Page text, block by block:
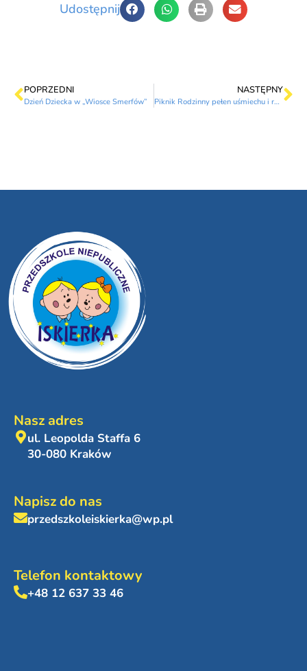
Udostępnij
POPRZEDNI
Dzień Dziecka w „Wiosce Smerfów”
NASTĘPNY
Piknik Rodzinny pełen uśmiechu i radości
Nasz adres
ul. Leopolda Staffa 6
30-080 Kraków
Napisz do nas
przedszkoleiskierka@wp.pl
Telefon kontaktowy
+48 12 637 33 46